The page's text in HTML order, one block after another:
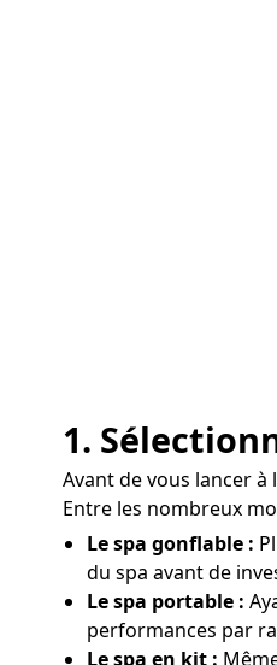
1.
Avant de vous lancer
Entre les nombreux
Le spa gonflable :
du spa avant de
Le spa portable :
performances par
Le spa en kit :